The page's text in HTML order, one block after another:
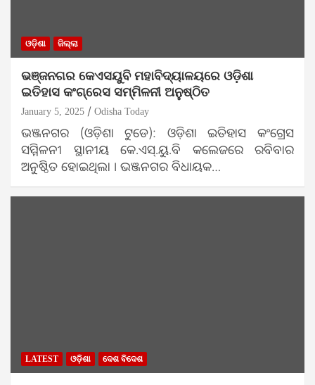
ଓଡ଼ିଶା ଜିଲ୍ଲା
ଭଞ୍ଜନଗର କେଏସୟୁବି ମହାବିଦ୍ୟାଳୟରେ ଓଡ଼ିଶା
ଇତିହାସ କଂଗ୍ରେସ ସମ୍ମିଳନୀ ଅନୁଷ୍ଠିତ
January 5, 2025 Odisha Today
ଭଞ୍ଜନଗର (ଓଡ଼ିଶା ଟୁଡେ): ଓଡ଼ିଶା ଇତିହାସ କଂଗ୍ରେସ
ସମ୍ମିଳନୀ ସ୍ଥାନୀୟ କେ.ଏସ୍.ୟୁ.ବି କଲେଜରେ ରବିବାର
ଅନୁଷ୍ଠିତ ହୋଇଥିଲା । ଭଞ୍ଜନଗର ବିଧାୟକ…
LATEST ଓଡ଼ିଶା ଦେଶ ବିଦେଶ